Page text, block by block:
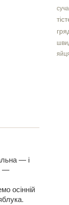
— і
—
осінній